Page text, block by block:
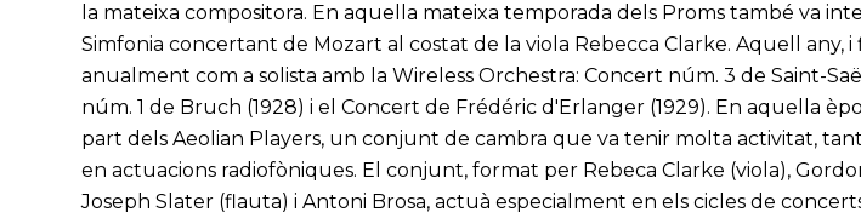
la mateixa compositora. En aquella mateixa temporada dels Proms també va
Simfonia concertant de Mozart al costat de la viola Rebecca Clarke. Aquell any, i
anualment com a solista amb la Wireless Orchestra: Concert núm. 3 de Saint-
núm. 1 de Bruch (1928) i el Concert de Frédéric d'Erlanger (1929). En aquella
part dels Aeolian Players, un conjunt de cambra que va tenir molta activitat,
en actuacions radiofòniques. El conjunt, format per Rebeca Clarke (viola),
Joseph Slater (flauta) i Antoni Brosa, actuà especialment en els cicles de